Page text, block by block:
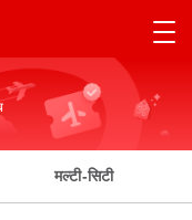
मल्टी-सिटी